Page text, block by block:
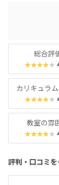
の顔は真剣
作れるので
京大学の伊
ラミングス
したりとい
向けのパソ
ップしてみ
総合評
★★★★★
カリキュラ
★★★★★
教室の雰
★★★★★
評判・口コミ